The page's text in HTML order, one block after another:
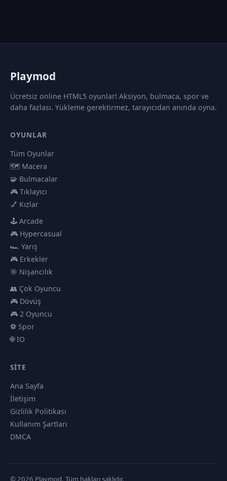
Playmod
Ücretsiz online HTML5 oyunlar! Aksiyon, bulmaca, spor ve
daha fazlası. Yükleme gerektirmez, tarayıcıdan anında oyna.
OYUNLAR
Tüm Oyunlar
🗺️ Macera
🧩 Bulmacalar
🎮 Tıklayıcı
💅 Kızlar
🕹️ Arcade
🎮 Hypercasual
🏎️ Yarış
🎮 Erkekler
🎯 Nişancılık
👥 Çok Oyuncu
🎮 Dövüş
🎮 2 Oyuncu
⚽ Spor
🌐 IO
SITE
Ana Sayfa
İletişim
Gizlilik Politikası
Kullanım Şartları
DMCA
© 2026 Playmod. Tüm hakları saklıdır.